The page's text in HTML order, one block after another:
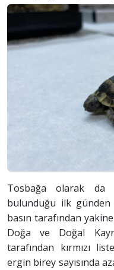
Tosbağa olarak da
bulunduğu ilk
basın tarafından
Doğa ve Doğal
tarafından kırmızı
ergin birey sayısında